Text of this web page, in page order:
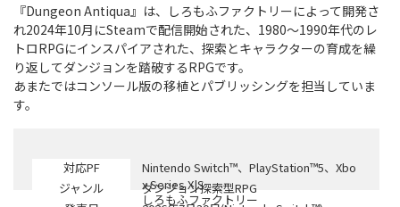
『Dungeon Antiqua』は、しろもふファクトリーによって開発さ
れ2024年10月にSteamで配信開始された、1980〜1990年代のレ
トロRPGにインスパイアされた、探索とキャラクターの育成を繰
り返してダンジョンを踏破するRPGです。
あまたではコンソール版の移植とパブリッシングを担当していま
す。
対応PF
Nintendo Switch™、PlayStation™5、Xbo
x Series X|S
開発
しろもふファクトリー
ジャンル
ダンジョン探索型RPG